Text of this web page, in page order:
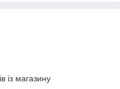
із магазину